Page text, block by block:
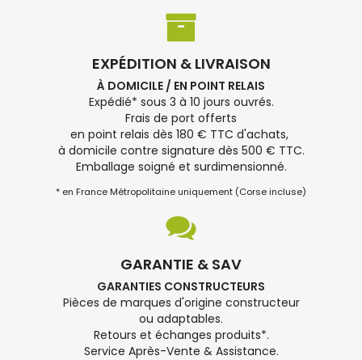
EXPÉDITION & LIVRAISON
À DOMICILE / EN POINT RELAIS
Expédié* sous 3 à 10 jours ouvrés.
Frais de port offerts
en point relais dès 180 € TTC d'achats,
à domicile contre signature dès 500 € TTC.
Emballage soigné et surdimensionné.
* en France Métropolitaine uniquement (Corse incluse)
GARANTIE & SAV
GARANTIES CONSTRUCTEURS
Pièces de marques d'origine constructeur
ou adaptables.
Retours et échanges produits*.
Service Après-Vente & Assistance.